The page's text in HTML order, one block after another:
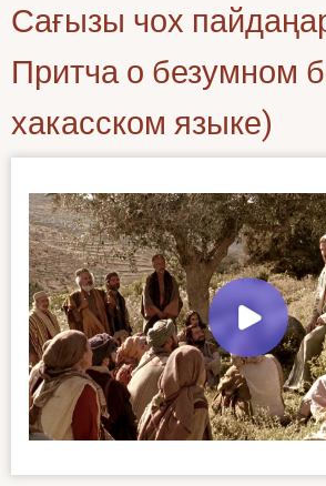
Сағызы чох
Притча о безумном
хакасском языке)